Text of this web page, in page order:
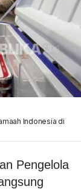
Indonesia di
Pengelola